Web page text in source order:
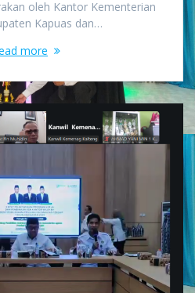
oleh Kantor Kementerian
Kapuas dan…
more